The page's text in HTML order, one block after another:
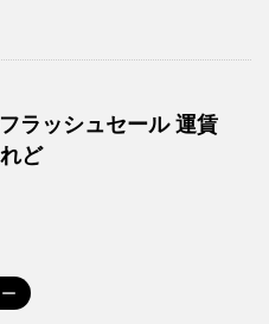
ラッシュセール 運賃
ど